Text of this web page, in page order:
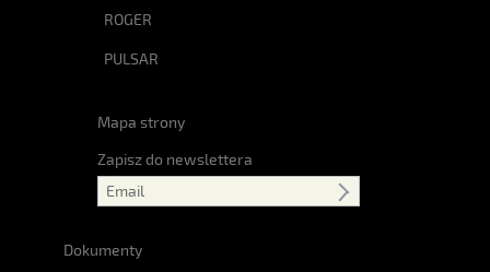
ROGER
PULSAR
Mapa strony
Zapisz do newslettera
Dokumenty